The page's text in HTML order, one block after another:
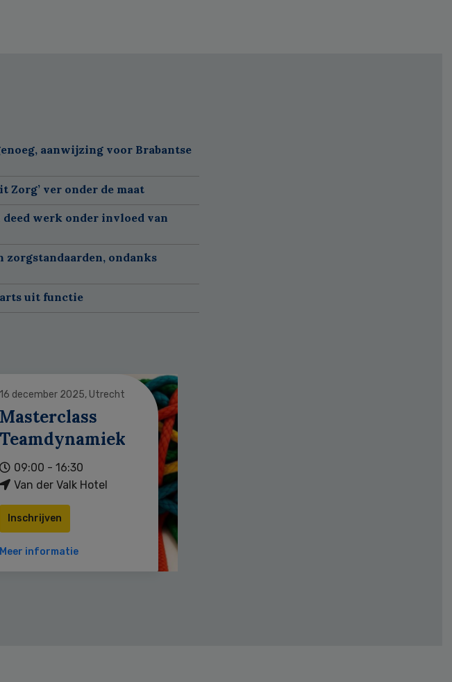
aanwijzing voor Brabantse
ver onder de maat
werk onder invloed van
ondanks
uit functie
16 december 2025, Utrecht
Masterclass
Teamdynamiek
09:00 - 16:30
Van der Valk Hotel
Inschrijven
Meer informatie